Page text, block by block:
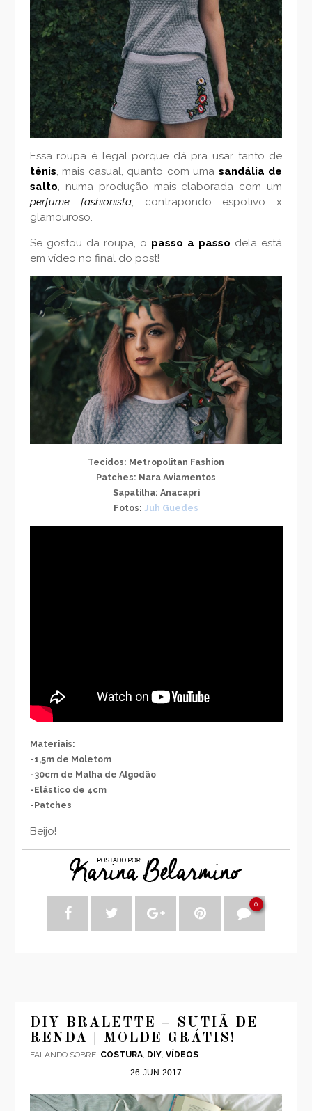
Essa roupa é legal porque dá pra usar tanto de
tênis, mais casual, quanto com uma sandália de
salto, numa produção mais elaborada com um
perfume fashionista, contrapondo espotivo x
glamouroso.
Se gostou da roupa, o passo a passo dela está
em vídeo no final do post!
Tecidos: Metropolitan Fashion
Patches: Nara Aviamentos
Sapatilha: Anacapri
Fotos: Juh Guedes
Materiais:
-1,5m de Moletom
-30cm de Malha de Algodão
-Elástico de 4cm
-Patches
Beijo!
0
DIY BRALETTE – SUTIÃ DE
RENDA | MOLDE GRÁTIS!
FALANDO SOBRE: COSTURA, DIY, VÍDEOS
26 JUN 2017